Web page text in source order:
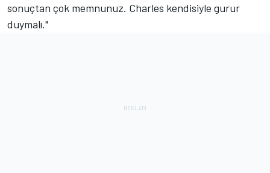
sonuçtan çok memnunuz. Charles kendisiyle gurur
duymalı."